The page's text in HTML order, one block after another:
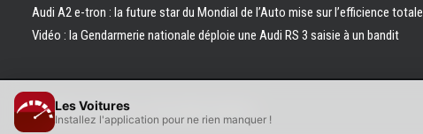
Audi A2 e-tron : la future star du Mondial de l’Auto mise sur l’efficience totale
Vidéo : la Gendarmerie nationale déploie une Audi RS 3 saisie à un bandit
© 2026 Les Voitures. | Tous droits réservés.
Les Voitures
Installez l'application pour ne rien manquer !